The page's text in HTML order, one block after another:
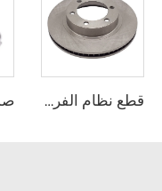
قطع نظام الفرامل للسيارات ذات الجودة الجيدة، قرص الفرامل 43512-35321 لسيارة تويوتا FJ CRUISER / LAND CRUISER PRADO